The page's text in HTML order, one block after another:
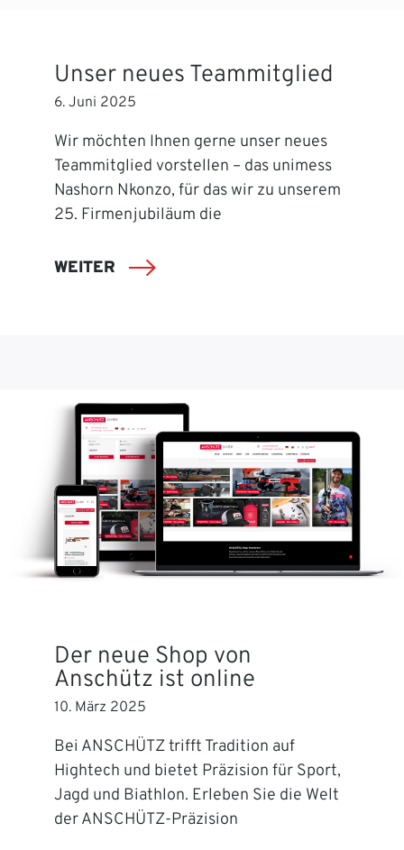
Unser neues Teammitglied
6. Juni 2025
Wir möchten Ihnen gerne unser neues
Teammitglied vorstellen – das unimess
Nashorn Nkonzo, für das wir zu unserem
25. Firmenjubiläum die
WEITER
Der neue Shop von
Anschütz ist online
10. März 2025
Bei ANSCHÜTZ trifft Tradition auf
Hightech und bietet Präzision für Sport,
Jagd und Biathlon. Erleben Sie die Welt
der ANSCHÜTZ-Präzision